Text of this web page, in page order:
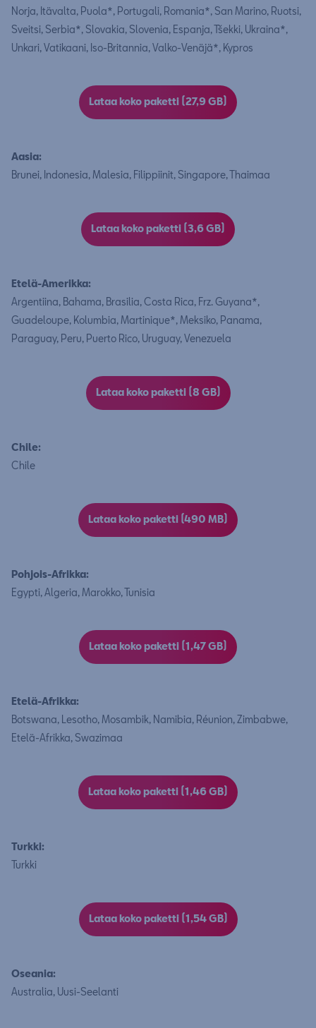
Norja, Itävalta, Puola*, Portugali, Romania*, San Marino, Ruotsi,
Sveitsi, Serbia*, Slovakia, Slovenia, Espanja, Tšekki, Ukraina*,
Unkari, Vatikaani, Iso-Britannia, Valko-Venäjä*, Kypros
Lataa koko paketti (27,9 GB)
Aasia:
Brunei, Indonesia, Malesia, Filippiinit, Singapore, Thaimaa
Lataa koko paketti (3,6 GB)
Etelä-Amerikka:
Argentiina, Bahama, Brasilia, Costa Rica, Frz. Guyana*,
Guadeloupe, Kolumbia, Martinique*, Meksiko, Panama,
Paraguay, Peru, Puerto Rico, Uruguay, Venezuela
Lataa koko paketti (8 GB)
Chile:
Chile
Lataa koko paketti (490 MB)
Pohjois-Afrikka:
Egypti, Algeria, Marokko, Tunisia
Lataa koko paketti (1,47 GB)
Etelä-Afrikka:
Botswana, Lesotho, Mosambik, Namibia, Réunion, Zimbabwe,
Etelä-Afrikka, Swazimaa
Lataa koko paketti (1,46 GB)
Turkki:
Turkki
Lataa koko paketti (1,54 GB)
Oseania:
Australia, Uusi-Seelanti